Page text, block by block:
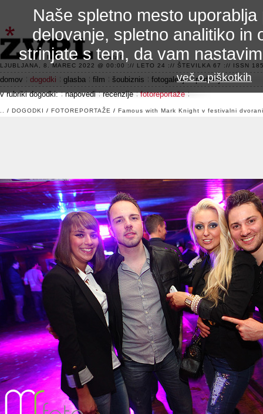
3.2 alfa R
LJUBLJANA, 8. MAREC 2022 @ 00:00 :// LETO 24 :// ŠTEVILKA 67 :// ISSN
domov dogodki glasba film šoubiznis fotogalerije
področje 42
v rubriki dogodki:
napovedi recenzije fotoreportaže
/ DOGODKI / FOTOREPORTAŽE / Famous with Mark Knight v festivalni
Naše spletno mesto
delovanje, spletno analitiko in
strinjate s tem, da vam
več o piškotkih